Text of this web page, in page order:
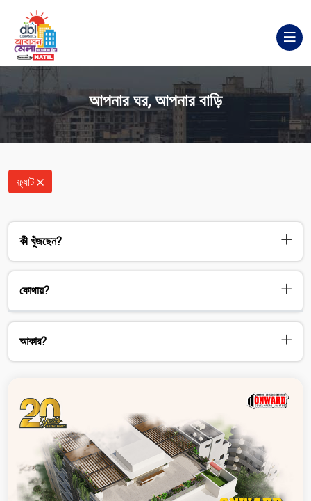
আপনার ঘর, আপনার বাড়ি
ফ্ল্যাট
কী খুঁজছেন?
কোথায়?
আকার?